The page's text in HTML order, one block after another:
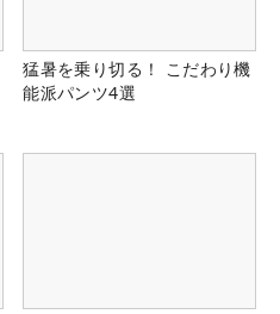
猛暑を乗り切る！ こだわり機
能派パンツ4選